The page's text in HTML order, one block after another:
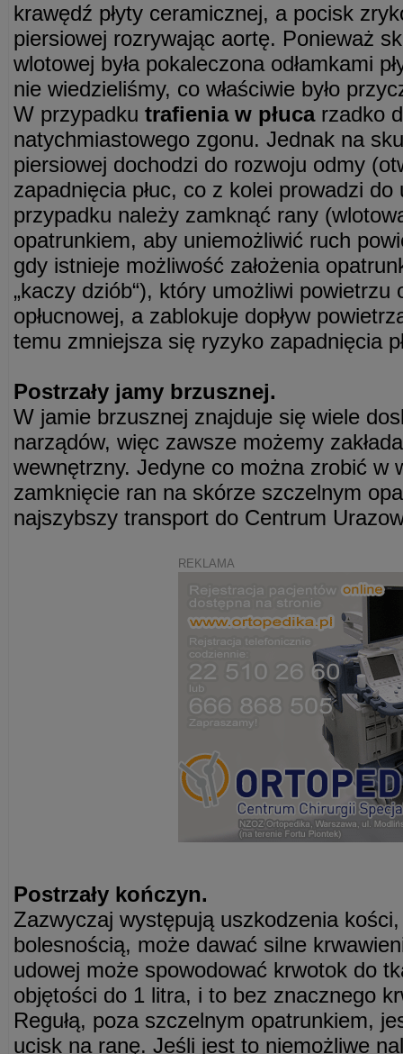
krawędź płyty ceramicznej, a pocisk
piersiowej rozrywając aortę. Ponieważ
wlotowej była pokaleczona odłamkami
nie wiedzieliśmy, co właściwie było
W przypadku trafienia w płucarzadko
natychmiastowego zgonu. Jednak na
piersiowej dochodzi do rozwoju odmy
zapadnięcia płuc, co z kolei prowadzi
przypadku należy zamknąć rany
opatrunkiem, aby uniemożliwić ruch
gdy istnieje możliwość założenia
„kaczy dziób“), który umożliwi powietrzu
opłucnowej, a zablokuje dopływ
temu zmniejsza się ryzyko zapadnięcia
Postrzały jamy brzusznej.
W jamie brzusznej znajduje się wiele
narządów, więc zawsze możemy
wewnętrzny. Jedyne co można zrobić w
zamknięcie ran na skórze szczelnym
najszybszy transport do Centrum
REKLAMA
Postrzały kończyn.
Zazwyczaj występują uszkodzenia
bolesnością, może dawać silne
udowej może spowodować krwotok do
objętości do 1 litra, i to bez znacznego
Regułą, poza szczelnym opatrunkiem,
ucisk na ranę. Jeśli jest to niemożliwe